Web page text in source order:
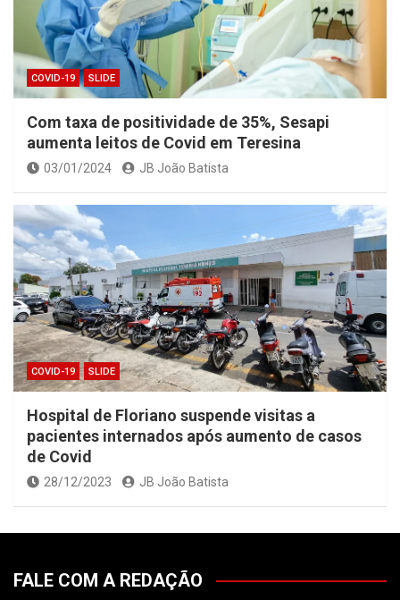
COVID-19 SLIDE
Com taxa de positividade de 35%, Sesapi
aumenta leitos de Covid em Teresina
03/01/2024 JB João Batista
COVID-19 SLIDE
Hospital de Floriano suspende visitas a
pacientes internados após aumento de casos
de Covid
28/12/2023 JB João Batista
FALE COM A REDAÇÃO